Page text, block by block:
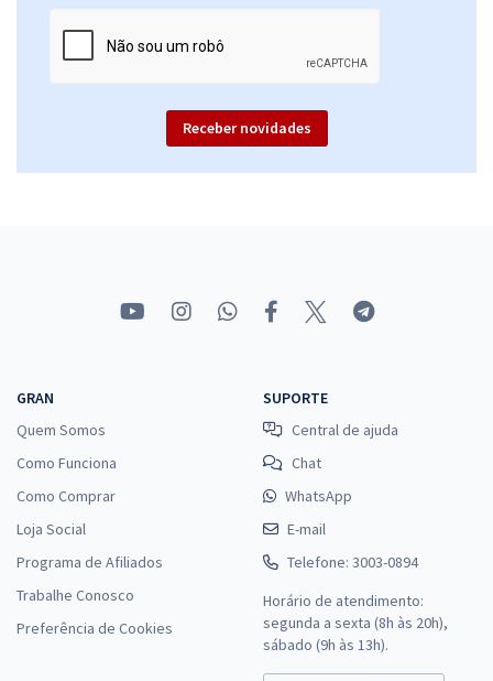
Receber novidades
GRAN
Quem Somos
Como Funciona
Como Comprar
Loja Social
Programa de Afiliados
Trabalhe Conosco
Preferência de Cookies
SUPORTE
Central de ajuda
Chat
WhatsApp
E-mail
Telefone: 3003-0894
Horário de atendimento:
segunda a sexta (8h às 20h),
sábado (9h às 13h).